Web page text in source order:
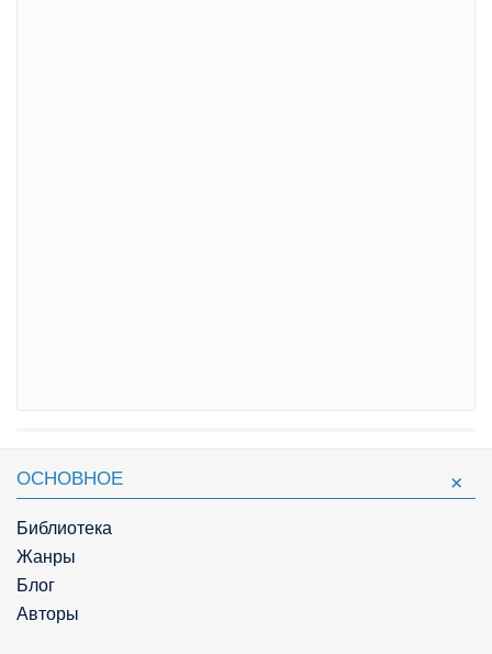
ОСНОВНОЕ
Библиотека
Жанры
Блог
Авторы